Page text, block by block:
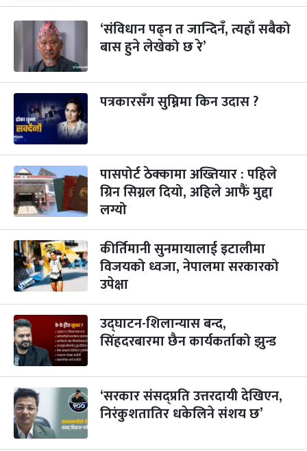
३
मंगल
महानवमी
कार्तिक ३, २०८३-Oct 20, 2026
२ महिना बाँकी
४
बुध कार्तिक ४, २०८३ Oct 21, 2026
५ पापा‌ङ्कुशा एकादशी व्रत
कार्तिक ५, २०८३
२२
आइत
कुकुर तिहार
कार्तिक २२, २०८३- Nov 8, 2026
३ महिना बाँकी
गाई पूजा
-
२४
मंगल
गोरुपुजा
कार्तिक २४, २०८३-Nov 10, 2026
३ महिना बाँकी
२५ भाइटीका
कार्तिक २५, २०८३-Nov 11, 2026
२९
आइत
छठपर्व
कार्तिक २९, २०८३-Nov 15, 2026
१०
शुक्र
क्रिसमस डे
पौष १०, २०८३ Dec 25, 2026
४ महिना बाँकी
‘संविधान पढ्न त जान्दिनँ, त्यहाँ सबैको
बास हुने लेखेको छ रे’
पत्रकारसँग सुम्निमा किन उदास ?
पासपोर्ट ठेक्कामा अख्तियार : पहिले
ग्रिन सिग्नल दियो, अहिले आफैं मुद्दा
लग्यो
कीर्तिमानी सुनमायालाई इटालीमा
विजयको ध्वजा, नेपालमा सरकारको
उपेक्षा
उद्घाटन-शिलान्यास बन्द,
सिंहदरबारमा छैन कार्यकर्ताको झुन्ड
‘सरकार संसद्प्रति उत्तरदायी देखिएन,
निरंकुशतातिर धकेलिने संशय छ’